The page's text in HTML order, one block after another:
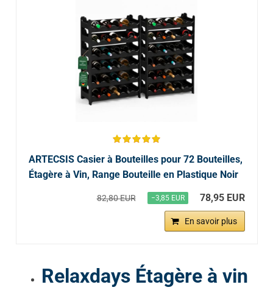
ARTECSIS Casier à Bouteilles pour 72 Bouteilles,
Étagère à Vin, Range Bouteille en Plastique Noir
82,80 EUR −3,85 EUR 78,95 EUR
En savoir plus
Relaxdays Étagère à vin